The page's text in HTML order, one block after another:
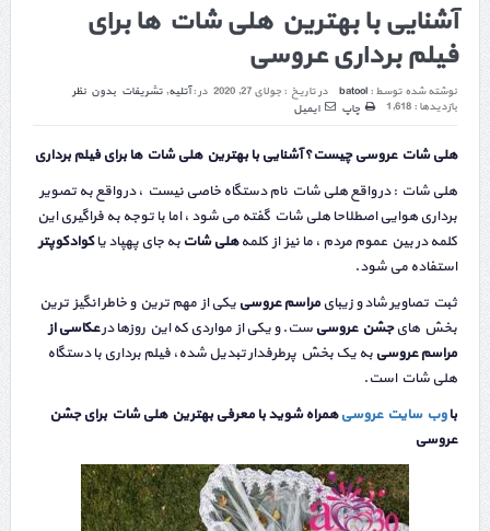
آشنایی با بهترین هلی شات ها برای
فیلم برداری عروسی
نوشته شده توسط : batool در تاریخ : جولای 27, 2020 در :آتلیه, تشریفات بدون نظر
بازدیدها : 1,618
چاپ ایمیل
هلی شات عروسی چیست؟ آشنایی با بهترین هلی شات ها برای فیلم برداری
هلی شات : در واقع هلی شات نام دستگاه خاصی نیست ، در واقع به تصویر
برداری هوایی اصطلاحا هلی شات گفته می شود ، اما با توجه به فراگیری این
کلمه در بین عموم مردم ، ما نیز از کلمههلی شات به جای پهپاد یاکوادکوپتر
استفاده می شود.
ثبت تصاویر شاد و زیبایمراسم عروسی یکی از مهم ترین و خاطر انگیز ترین
بخش هایجشن عروسی ست. و یکی از مواردی که این روزها درعکاسی از
مراسم عروسی به یک بخش پرطرفدار تبدیل شده، فیلم برداری با دستگاه
هلی شات است.
باوب سایت عروسیهمراه شوید با معرفی بهترین هلی شات برای جشن
عروسی